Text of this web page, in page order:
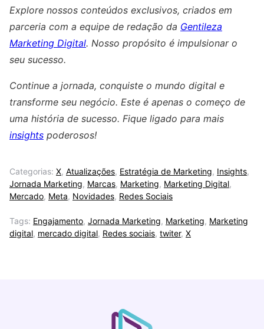
Explore nossos conteúdos exclusivos, criados em
parceria com a equipe de redação da Gentileza
Marketing Digital. Nosso propósito é impulsionar o
seu sucesso.
Continue a jornada, conquiste o mundo digital e
transforme seu negócio. Este é apenas o começo de
uma história de sucesso. Fique ligado para mais
insights poderosos!
Categorias: X, Atualizações, Estratégia de Marketing, Insights,
Jornada Marketing, Marcas, Marketing, Marketing Digital,
Mercado, Meta, Novidades, Redes Sociais
Tags: Engajamento, Jornada Marketing, Marketing, Marketing
digital, mercado digital, Redes sociais, twiter, X